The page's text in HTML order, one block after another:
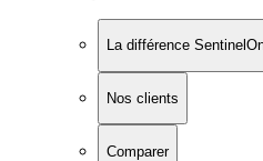
La différence
Nos clients
Comparer